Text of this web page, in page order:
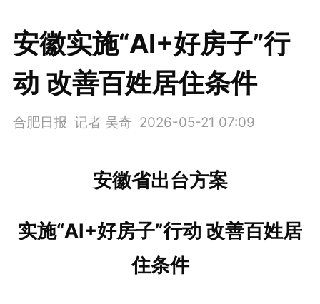
安徽实施“AI+好房子”行
动 改善百姓居住条件
合肥日报 记者 吴奇 2026-05-21 07:09
安徽省出台方案
实施“AI+好房子”行动 改善百姓居
住条件